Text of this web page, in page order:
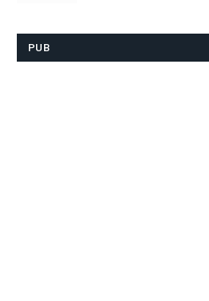
PUB